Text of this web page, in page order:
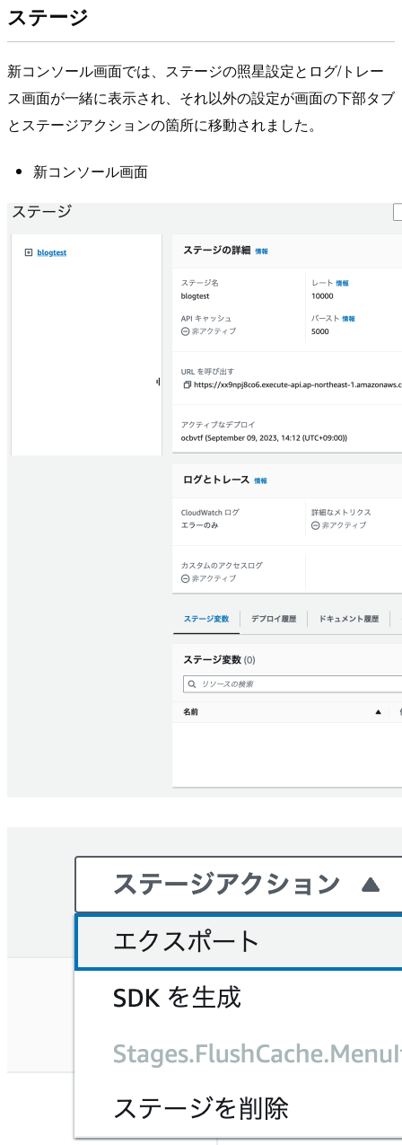
ステージ
新コンソール画面では、ステージの照星設定とログ/トレー
ス画面が一緒に表示され、それ以外の設定が画面の下部タブ
とステージアクションの箇所に移動されました。
新コンソール画面